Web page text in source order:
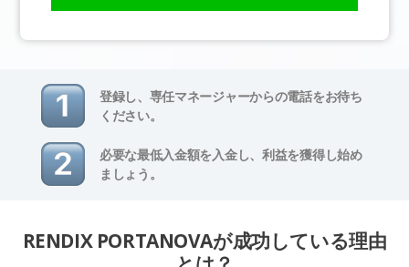
登録し、専任マネージャーからの電話をお待ち
ください。
必要な最低入金額を入金し、利益を獲得し始め
ましょう。
RENDIX PORTANOVAが成功している理由